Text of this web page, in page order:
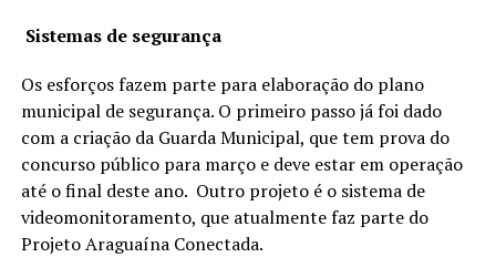
Sistemas de segurança
Os esforços fazem parte para elaboração do plano
municipal de segurança. O primeiro passo já foi dado
com a criação da Guarda Municipal, que tem prova do
concurso público para março e deve estar em operação
até o final deste ano. Outro projeto é o sistema de
videomonitoramento, que atualmente faz parte do
Projeto Araguaína Conectada.